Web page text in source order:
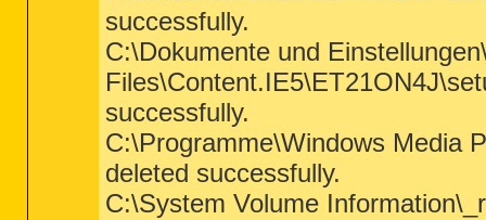
successfully.
C:\Dokumente und
successfully.
C:\Programme\Windows Media
deleted successfully.
C:\System Volume